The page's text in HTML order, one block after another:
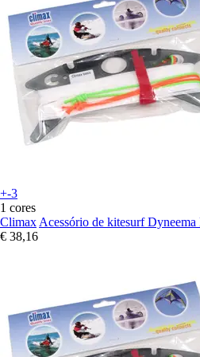
+-3
1 cores
Climax Acessório de kitesurf
€ 38,16